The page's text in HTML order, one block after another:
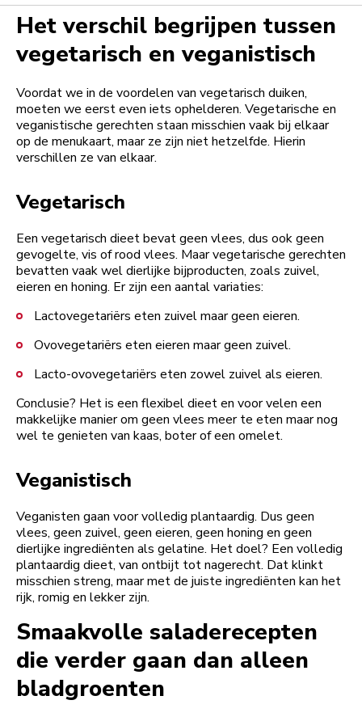
Het verschil begrijpen tussen
vegetarisch en veganistisch
Voordat we in de voordelen van vegetarisch duiken,
moeten we eerst even iets ophelderen. Vegetarische en
veganistische gerechten staan misschien vaak bij elkaar
op de menukaart, maar ze zijn niet hetzelfde. Hierin
verschillen ze van elkaar.
Vegetarisch
Een vegetarisch dieet bevat geen vlees, dus ook geen
gevogelte, vis of rood vlees. Maar vegetarische gerechten
bevatten vaak wel dierlijke bijproducten, zoals zuivel,
eieren en honing. Er zijn een aantal variaties:
Lactovegetariërs eten zuivel maar geen eieren.
Ovovegetariërs eten eieren maar geen zuivel.
Lacto-ovovegetariërs eten zowel zuivel als eieren.
Conclusie? Het is een flexibel dieet en voor velen een
makkelijke manier om geen vlees meer te eten maar nog
wel te genieten van kaas, boter of een omelet.
Veganistisch
Veganisten gaan voor volledig plantaardig. Dus geen
vlees, geen zuivel, geen eieren, geen honing en geen
dierlijke ingrediënten als gelatine. Het doel? Een volledig
plantaardig dieet, van ontbijt tot nagerecht. Dat klinkt
misschien streng, maar met de juiste ingrediënten kan het
rijk, romig en lekker zijn.
Smaakvolle saladerecepten
die verder gaan dan alleen
bladgroenten